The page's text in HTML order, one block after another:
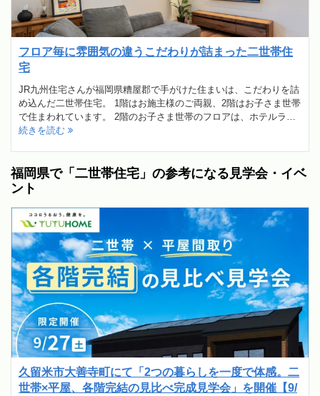
フロア毎に雰囲気の違うこだわりが詰まった二世帯住
宅
JR九州住宅さんが福岡県糟屋郡で手がけた住まいは、こだわりを詰
め込んだ二世帯住宅。 1階はお施主様のご両親、2階はお子さま世帯
で住まわれています。 2階のお子さま世帯のフロアは、ホテルラ…
続きを読む
福岡県で「二世帯住宅」の参考になる見学会・イベ
ント
久留米市大善寺町にて「2つの暮らしを一度で体感。二
世帯×平屋、各階完結の見比べ完成見学会」を開催【9/